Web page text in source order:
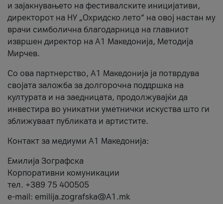
и зајакнувањето на фестивалските иницијативи,
директорот на НУ „Охридско лето“ на овој настан му
врачи симболична благодарница на главниот
извршен директор на A1 Македонија, Методија
Мирчев.
Со ова партнерство, A1 Македонија ја потврдува
својата заложба за долгорочна поддршка на
културата и на заедницата, продолжувајќи да
инвестира во уникатни уметнички искуства што ги
зближуваат публиката и артистите.
Контакт за медиуми А1 Македонија:
Емилија Зографска
Корпоративни комуникации
тел. +389 75 400505
e-mail: emilija.zografska@A1.mk